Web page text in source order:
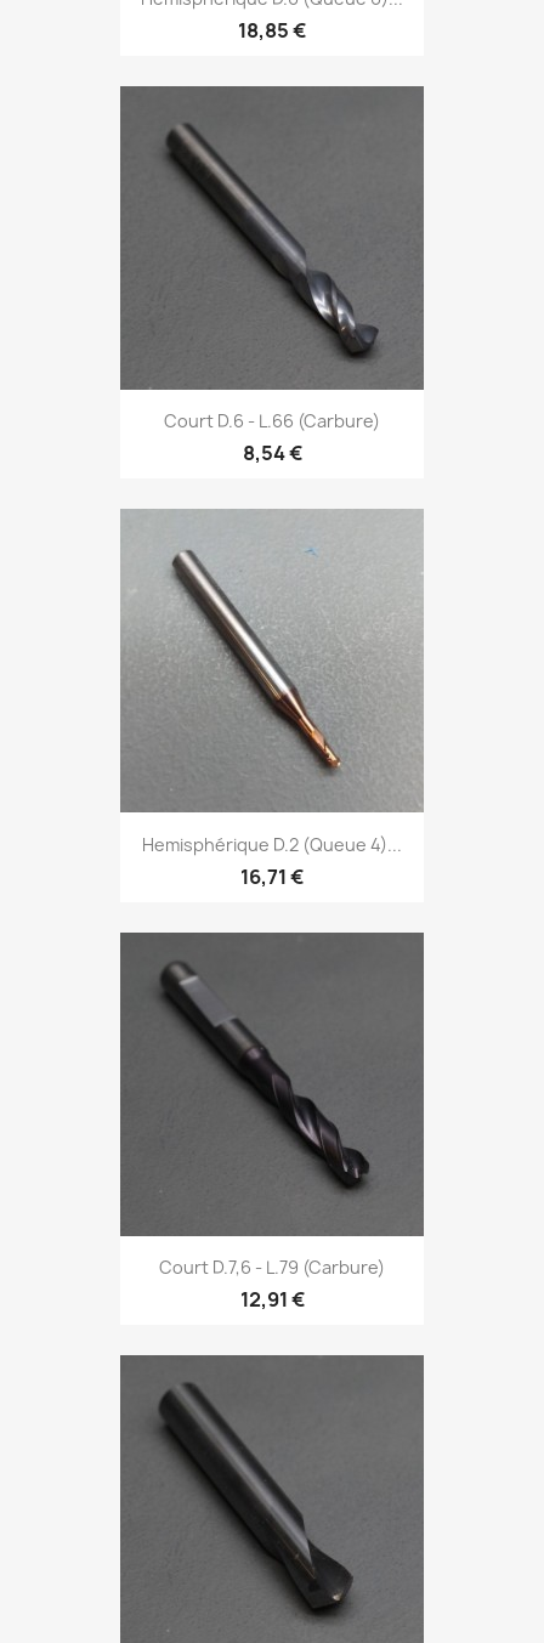
18,85 €
Court D.6 - L.66 (Carbure)
8,54 €
Hemisphérique D.2 (Queue 4)...
16,71 €
Court D.7,6 - L.79 (Carbure)
12,91 €